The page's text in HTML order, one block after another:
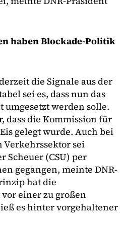
haben Blockade-Politik
die Signale aus der
sei es, dass nun das
werden solle.
dass die Kommission für
gelegt wurde. Auch bei
sei
Scheuer (CSU) per
gegangen, meinte DNR-
hat die
einer zu großen
es hinter vorgehaltener